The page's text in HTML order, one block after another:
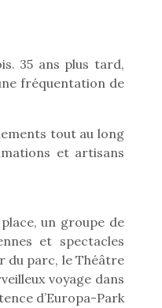
35 ans plus tard,
fréquentation de
tout au long
et artisans
un groupe de
et spectacles
du parc, le Théâtre
voyage dans
d’Europa-Park
Pâques 2026 : chocolats
et idées pour une chasse
jouets malins et idées
créatives… voici de quoi
organiser une chasse aux
œufs magique…